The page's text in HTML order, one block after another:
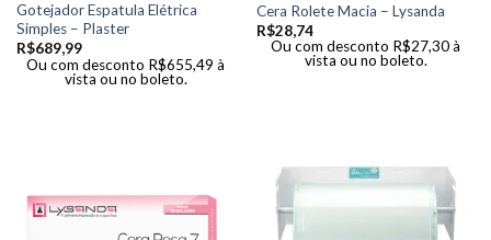
Gotejador Espatula Elétrica
Simples – Plaster
R$689,99
Ou com desconto R$655,49 à
vista ou no boleto.
Cera Rolete Macia – Lysanda
R$28,74
Ou com desconto R$27,30à
vista ou no boleto.